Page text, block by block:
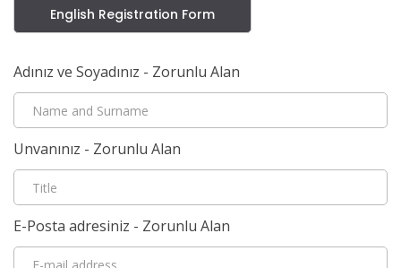
English Registration Form
Adınız ve Soyadınız - Zorunlu Alan
Unvanınız - Zorunlu Alan
E-Posta adresiniz - Zorunlu Alan